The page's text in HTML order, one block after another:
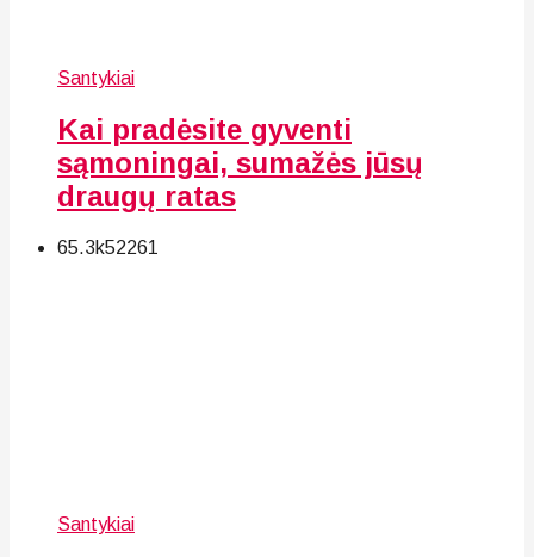
Santykiai
Kai pradėsite gyventi
sąmoningai, sumažės jūsų
draugų ratas
65.3k52261
Santykiai